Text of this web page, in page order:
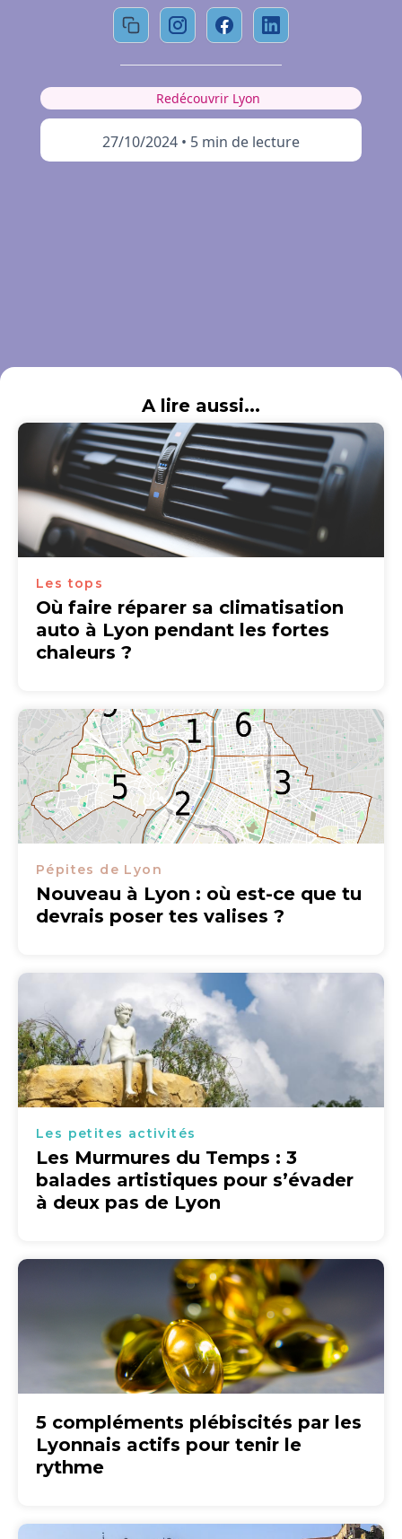
Redécouvrir Lyon
27/10/2024 • 5 min de lecture
A lire aussi...
Les tops
Où faire réparer sa climatisation
auto à Lyon pendant les fortes
chaleurs ?
Pépites de Lyon
Nouveau à Lyon : où est-ce que tu
devrais poser tes valises ?
Les petites activités
Les Murmures du Temps : 3
balades artistiques pour s’évader
à deux pas de Lyon
5 compléments plébiscités par les
Lyonnais actifs pour tenir le
rythme